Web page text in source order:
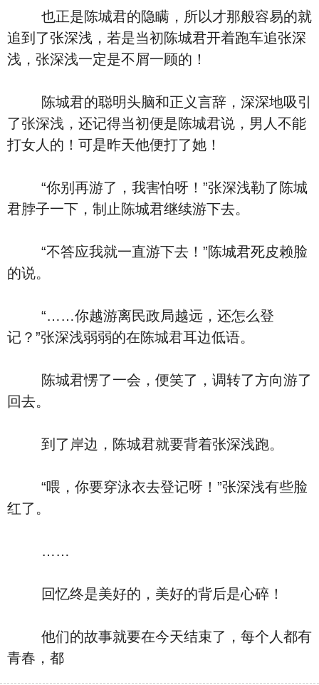
也正是陈城君的隐瞒，所以才那般容易的就
追到了张深浅，若是当初陈城君开着跑车追张深
浅，张深浅一定是不屑一顾的！
陈城君的聪明头脑和正义言辞，深深地吸引
了张深浅，还记得当初便是陈城君说，男人不能
打女人的！可是昨天他便打了她！
“你别再游了，我害怕呀！”张深浅勒了陈城
君脖子一下，制止陈城君继续游下去。
“不答应我就一直游下去！”陈城君死皮赖脸
的说。
“……你越游离民政局越远，还怎么登
记？”张深浅弱弱的在陈城君耳边低语。
陈城君愣了一会，便笑了，调转了方向游了
回去。
到了岸边，陈城君就要背着张深浅跑。
“喂，你要穿泳衣去登记呀！”张深浅有些脸
红了。
……
回忆终是美好的，美好的背后是心碎！
他们的故事就要在今天结束了，每个人都有
青春，都